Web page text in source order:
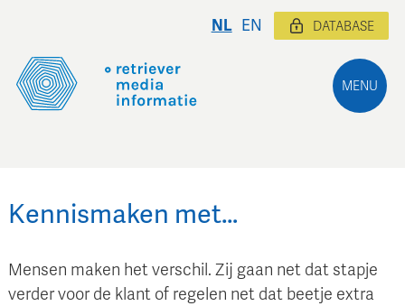
MENU
NL EN DATABASE
Kennismaken met…
Mensen maken het verschil. Zij gaan net dat stapje
verder voor de klant of regelen net dat beetje extra